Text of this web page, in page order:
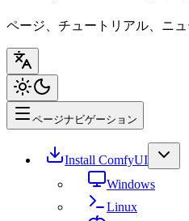
ページ、チュートリアル、ニ
ページナビゲーション
Install ComfyUI
Windows
Linux